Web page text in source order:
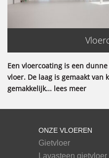
Een vloercoating is een
vloer. De laag is gemaakt van
gemakkelijk... lees meer
ONZE VLOEREN
Gietvloer
Lavasteen gietvloer